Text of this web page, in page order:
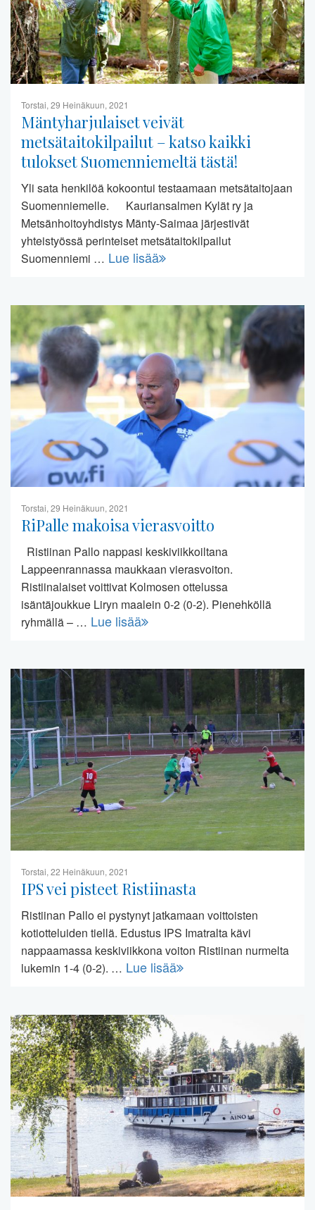
Torstai, 29 Heinäkuun, 2021
Mäntyharjulaiset veivät
metsätaitokilpailut – katso kaikki
tulokset Suomenniemeltä tästä!
Yli sata henkilöä kokoontui testaamaan metsätaitojaan
Suomenniemelle. Kauriansalmen Kylät ry ja
Metsänhoitoyhdistys Mänty-Saimaa järjestivät
yhteistyössä perinteiset metsätaitokilpailut
Suomenniemi … Lue lisää
Torstai, 29 Heinäkuun, 2021
RiPalle makoisa vierasvoitto
Ristiinan Pallo nappasi keskiviikkoiltana
Lappeenrannassa maukkaan vierasvoiton.
Ristiinalaiset voittivat Kolmosen ottelussa
isäntäjoukkue Liryn maalein 0-2 (0-2). Pienehköllä
ryhmällä – … Lue lisää
Torstai, 22 Heinäkuun, 2021
IPS vei pisteet Ristiinasta
Ristiinan Pallo ei pystynyt jatkamaan voittoisten
kotiotteluiden tiellä. Edustus IPS Imatralta kävi
nappaamassa keskiviikkona voiton Ristiinan nurmelta
lukemin 1-4 (0-2). … Lue lisää